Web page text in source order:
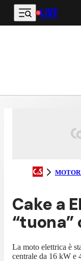
Vai al contenuto
LIVE
Cake a
“tuona”
La moto elettrica è
centrale da 16 kW e